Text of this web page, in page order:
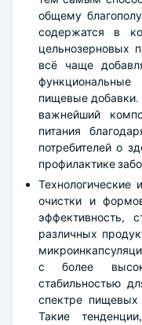
общему
содержатся в
цельнозерновых
всё чаще
пищевые добавки.
важнейший
питания
потребителей о
профилактике
Технологические
очистки и
эффективность,
различных
с более
стабильностью
спектре пищевых
Такие